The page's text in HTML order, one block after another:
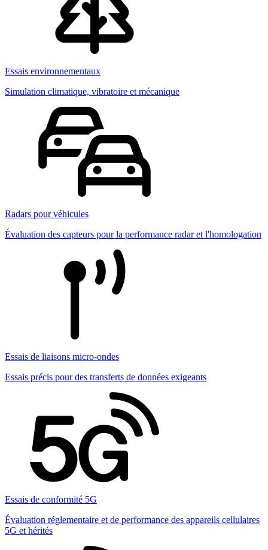
Essais environnementaux
Simulation climatique, vibratoire et mécanique
Radars pour véhicules
Évaluation des capteurs pour la performance radar et l'homologation
Essais de liaisons micro-ondes
Essais précis pour des transferts de données exigeants
Essais de conformité 5G
Évaluation réglementaire et de performance des appareils cellulaires
5G et hérités